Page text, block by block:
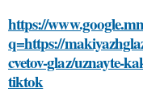
https://
q=https://
cvetov-glaz/uznayte-
tiktok